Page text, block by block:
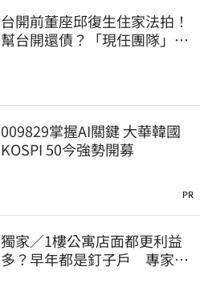
台開前董座邱復生住家法拍！
幫台開還債？「現任團隊」怒
009829掌握AI關鍵 大華韓國
KOSPI 50今強勢開募
PR
獨家／1樓公寓店面都更利益
多？早年都是釘子戶 專家解